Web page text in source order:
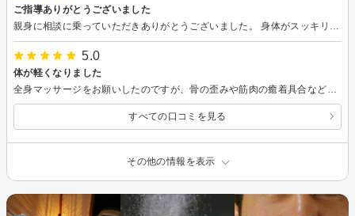
ご指導ありがとうございました
5.0
体が軽くなりました
すべての口コミを見る
その他の情報を表示